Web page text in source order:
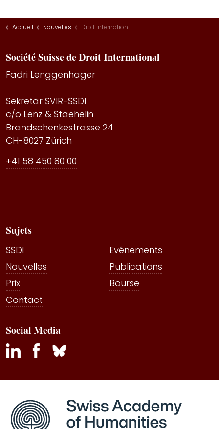
Accueil Nouvelles Droit international privé
Société Suisse de Droit International
Fadri Lenggenhager
Sekretär SVIR-SSDI
c/o Lenz & Staehelin
Brandschenkestrasse 24
CH-8027 Zürich
+41 58 450 80 00
Sujets
SSDI
Evénements
Nouvelles
Publications
Prix
Bourse
Contact
Social Media